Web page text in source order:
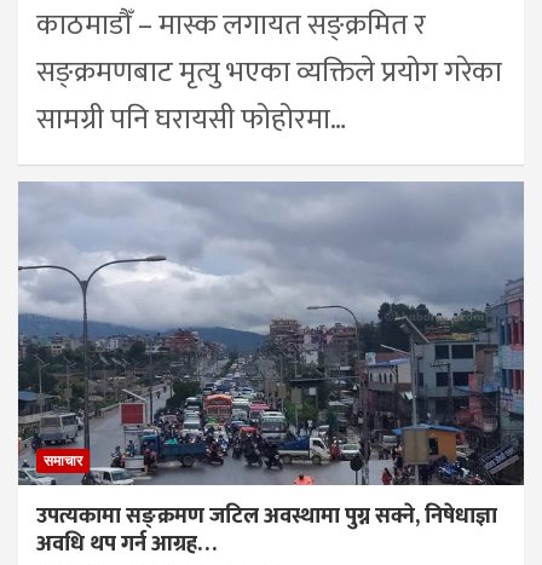
काठमाडौँ – मास्क लगायत सङ्क्रमित र
सङ्क्रमणबाट मृत्यु भएका व्यक्तिले प्रयोग गरेका
सामग्री पनि घरायसी फोहोरमा…
समाचार
उपत्यकामा सङ्क्रमण जटिल अवस्थामा पुग्न सक्ने, निषेधाज्ञा
अवधि थप गर्न आग्रह…